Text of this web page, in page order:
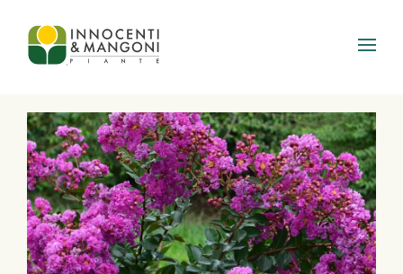
Skip to main content